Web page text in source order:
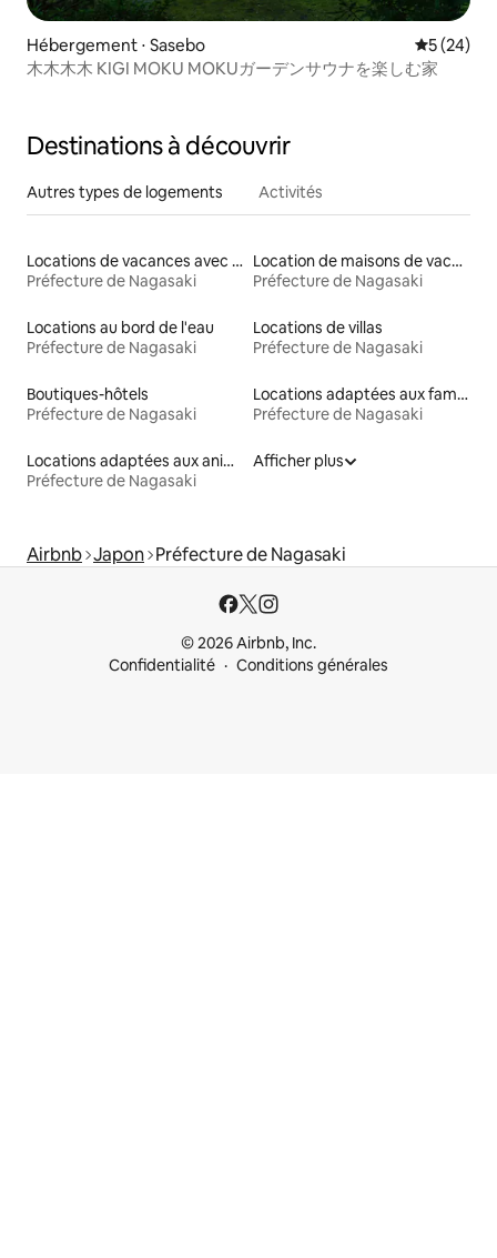
Hébergement ⋅ Sasebo
5 (24)
木木木木 KIGI MOKU MOKUガーデンサウナを楽しむ家
Destinations à découvrir
Autres types de logements Activités
Locations de vacances avec piscine
Préfecture de Nagasaki
Location de maisons de vacances
Préfecture de Nagasaki
Locations au bord de l'eau
Préfecture de Nagasaki
Locations de villas
Préfecture de Nagasaki
Boutiques-hôtels
Préfecture de Nagasaki
Locations adaptées aux familles
Préfecture de Nagasaki
Locations adaptées aux animaux
Préfecture de Nagasaki
Afficher plus
Airbnb Japon Préfecture de Nagasaki
© 2026 Airbnb, Inc.
Confidentialité
Conditions générales